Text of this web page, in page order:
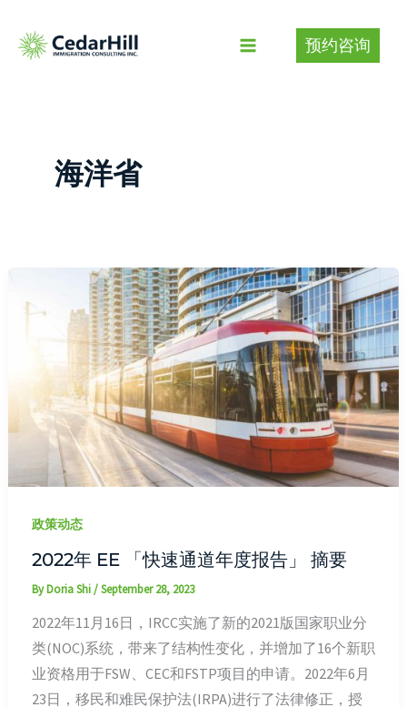
content
预约咨询
海洋省
政策动态
2022年 EE 「快速通道年度报告」 摘要
ByDoria Shi/September 28, 2023
2022年11月16日，IRCC实施了新的2021版国家职业分
类(NOC)系统，带来了结构性变化，并增加了16个新职
业资格用于FSW、CEC和FSTP项目的申请。2022年6月
23日，移民和难民保护法(IRPA)进行了法律修正，授